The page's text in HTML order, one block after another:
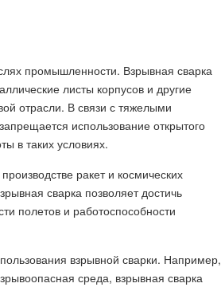
промышленности. Взрывная сварка
листы корпусов и другие
отрасли. В связи с тяжелыми
использование открытого
в таких условиях.
ракет и космических
сварка позволяет достичь
полетов и работоспособности
взрывной сварки. Например,
среда, взрывная сварка